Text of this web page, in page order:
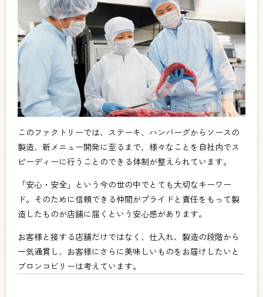
このファクトリーでは、ステーキ、ハンバーグからソースの
製造、新メニュー開発に至るまで、様々なことを自社内でス
ピーディーに行うことのできる体制が整えられています。
「安心・安全」という今の世の中でとても大切なキーワー
ド。そのために信頼できる仲間がプライドと責任をもって製
造したものが店舗に届くという安心感があります。
お客様と接する店舗だけではなく、仕入れ、製造の段階から
一気通貫し、お客様にさらに美味しいものをお届けしたいと
ブロンコビリーは考えています。